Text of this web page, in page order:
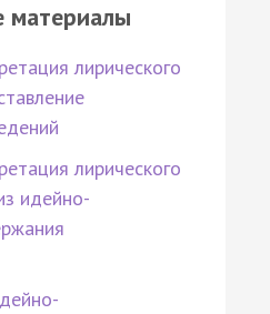
материалы
лирического
лирического
идейно-